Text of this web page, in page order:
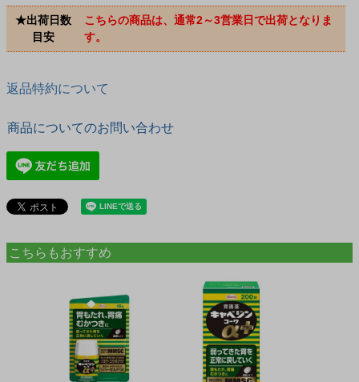
★出荷日数
目安
こちらの商品は、通常2～3営業日で出荷となりま
す。
返品特約について
商品についてのお問い合わせ
こちらもおすすめ